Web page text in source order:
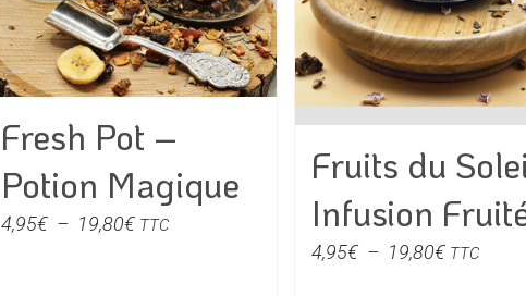
Fresh Pot –
Potion Magique
4,95€ – 19,80€Plage
TTC
Fruits du
Infusion
4,95€ – 19,80€Plage
TTC